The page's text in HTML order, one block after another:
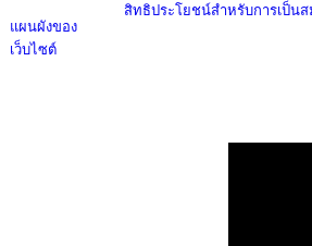
แผนผังของ
เว็บไซต์
สิทธิประโยชน์สำหรับการเป็น